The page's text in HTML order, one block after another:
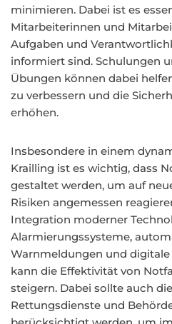
minimieren. Dabei ist es
Mitarbeiterinnen und
Aufgaben und
informiert sind. Schulungen
Übungen können dabei
zu verbessern und die
erhöhen.
Insbesondere in einem
Krailling ist es wichtig, dass
gestaltet werden, um auf
Risiken angemessen
Integration moderner
Alarmierungssysteme,
Warnmeldungen und
kann die Effektivität von
steigern. Dabei sollte auch
Rettungsdienste und